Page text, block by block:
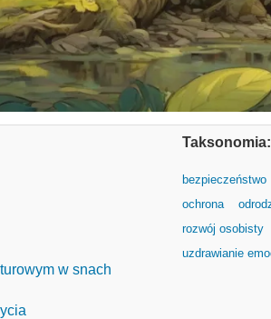
w snach
Taksonomia:
bezpieczeństwo
ochrona
rozwój osobisty
uzdrawianie